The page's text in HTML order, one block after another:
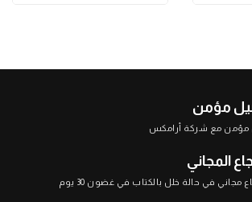
مؤمن
مؤمن مع شركة أرامكس
المجاني
مجاني في حالة خلل بالكتاب في غضون 30 يوم